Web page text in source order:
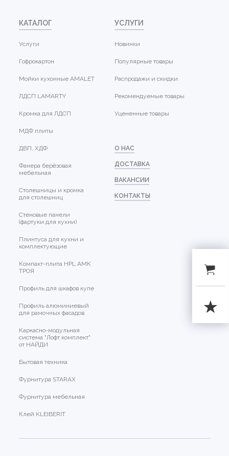
КАТАЛОГ
Услуги
Гофрокартон
Мойки кухонные AMALET
ЛДСП LAMARTY
Кромка для ЛДСП
МДФ плиты
ДВП, ХДФ
Фанера берёзовая
мебельная
Столешницы и кромка
для столешниц
Стеновые панели
(фартуки для кухни)
Плинтуса для кухни и
комплектующие
Компакт-плита HPL АМК
ТРОЯ
Профиль для шкафов купе
Профиль алюминиевый
для рамочных фасадов
Каркасно-модульная
система "Лофт комплект"
от НАЙДИ
Бытовая техника
Фурнитура STARAX
Фурнитура мебельная
Клей KLEIBERIT
УСЛУГИ
Новинки
Популярные товары
Распродажи и скидки
Рекомендуемые товары
Уцененные товары
О НАС
ДОСТАВКА
ВАКАНСИИ
КОНТАКТЫ